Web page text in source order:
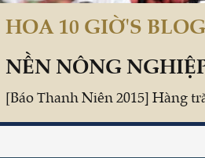
HOA 10 GIỜ'S BLOG